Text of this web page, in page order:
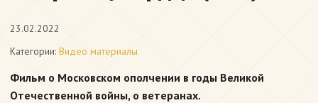
23.02.2022
Категории: Видео материалы
Фильм о Московском ополчении в годы Великой
Отечественной войны, о ветеранах.